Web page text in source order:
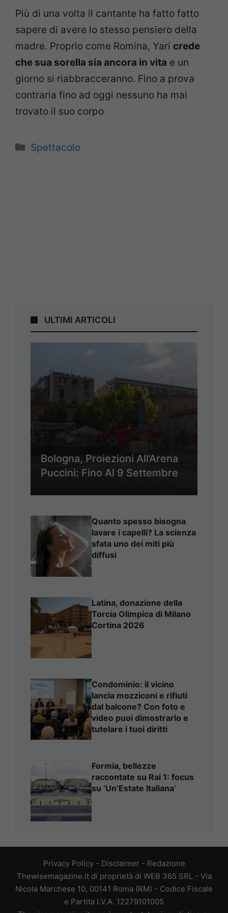
Più di una volta il cantante ha fatto fatto
sapere di avere lo stesso pensiero della
madre. Proprio come Romina, Yari crede
che sua sorella sia ancora in vita e un
giorno si riabbracceranno. Fino a prova
contraria fino ad oggi nessuno ha mai
trovato il suo corpo
Categorie
Spettacolo
ULTIMI ARTICOLI
Bologna, Proiezioni All’Arena
Puccini: Fino Al 9 Settembre
Quanto spesso bisogna
lavare i capelli? La scienza
sfata uno dei miti più
diffusi
Latina, donazione della
Torcia Olimpica di Milano
Cortina 2026
Condominio: il vicino
lancia mozziconi e rifiuti
dal balcone? Con foto e
video puoi dimostrarlo e
tutelare i tuoi diritti
Formia, bellezze
raccontate su Rai 1: focus
su ‘Un’Estate Italiana’
Privacy Policy- Disclaimer - Redazione
Thewisemagazine.it di proprietà di WEB 365 SRL - Via
Nicola Marchese 10, 00141 Roma (RM) - Codice Fiscale
e Partita I.V.A. 12279101005